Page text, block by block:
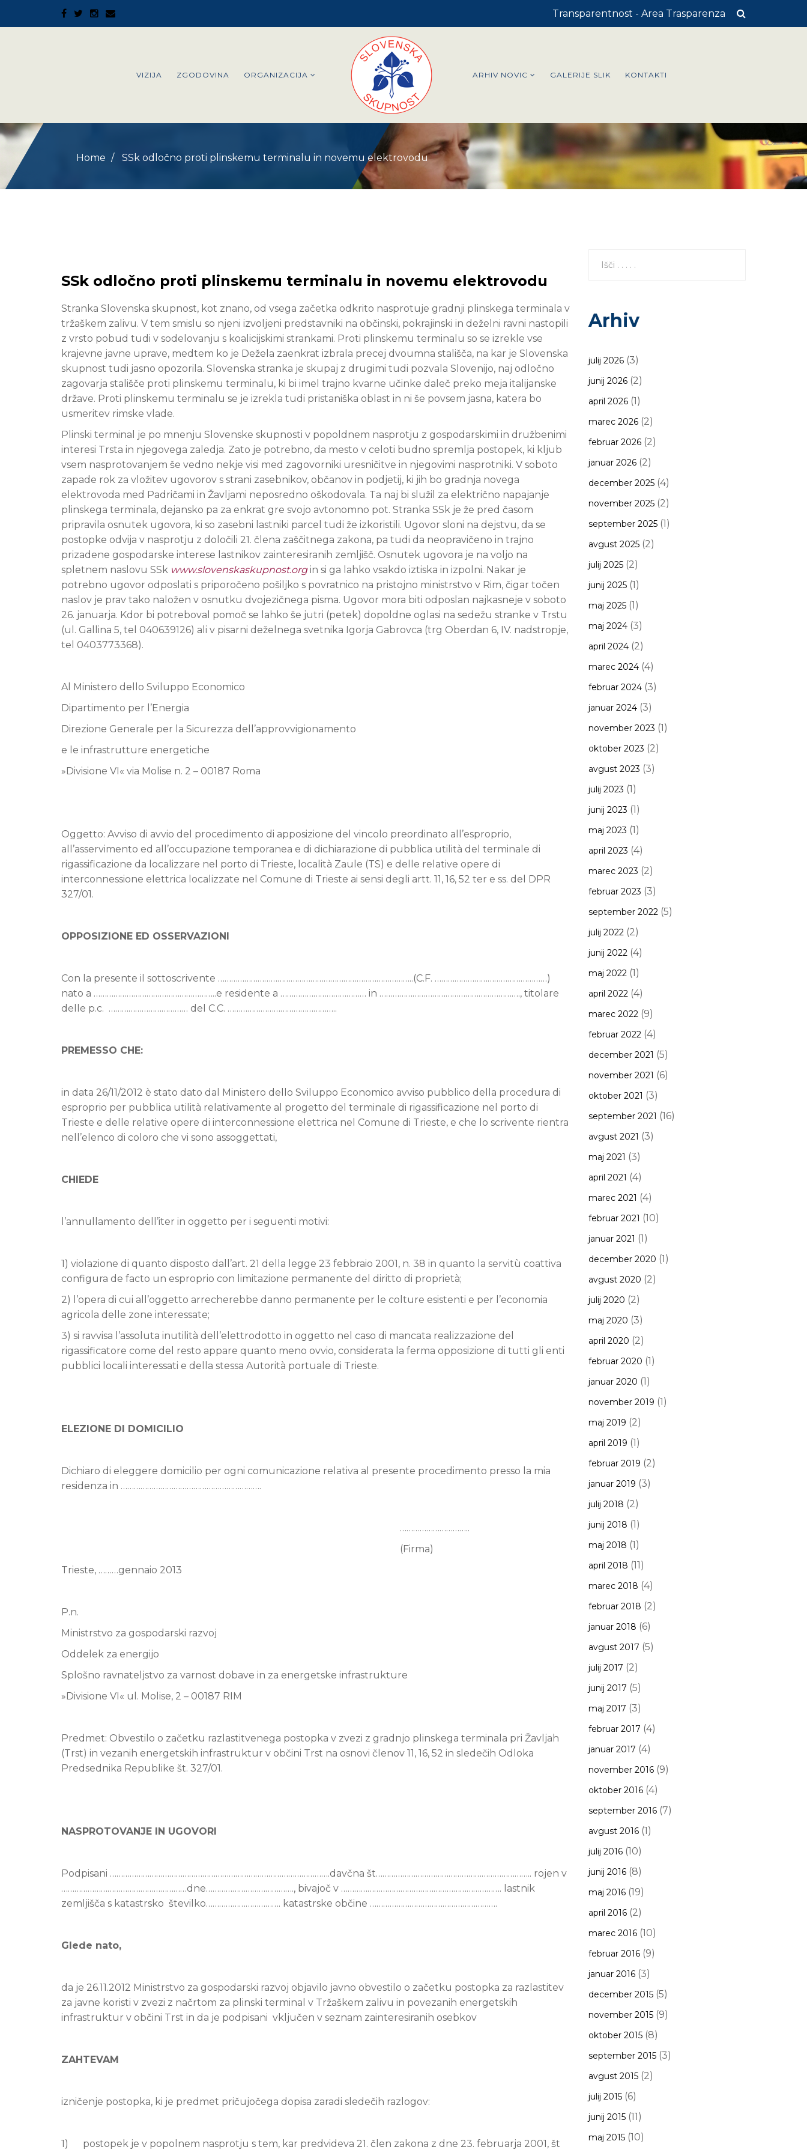
Transparentnost - Area Trasparenza
VIZIJA ZGODOVINA ORGANIZACIJA ARHIV NOVIC GALERIJE SLIK KONTAKTI
Home SSk odločno proti plinskemu terminalu in novemu elektrovodu
SSk odločno proti plinskemu terminalu in novemu elektrovodu
Stranka Slovenska skupnost, kot znano, od vsega začetka odkrito nasprotuje gradnji plinskega terminala v
tržaškem zalivu. V tem smislu so njeni izvoljeni predstavniki na občinski, pokrajinski in deželni ravni nastopili
z vrsto pobud tudi v sodelovanju s koalicijskimi strankami. Proti plinskemu terminalu so se izrekle vse
krajevne javne uprave, medtem ko je Dežela zaenkrat izbrala precej dvoumna stališča, na kar je Slovenska
skupnost tudi jasno opozorila. Slovenska stranka je skupaj z drugimi tudi pozvala Slovenijo, naj odločno
zagovarja stališče proti plinskemu terminalu, ki bi imel trajno kvarne učinke daleč preko meja italijanske
države. Proti plinskemu terminalu se je izrekla tudi pristaniška oblast in ni še povsem jasna, katera bo
usmeritev rimske vlade.
Plinski terminal je po mnenju Slovenske skupnosti v popoldnem nasprotju z gospodarskimi in družbenimi
interesi Trsta in njegovega zaledja. Zato je potrebno, da mesto v celoti budno spremlja postopek, ki kljub
vsem nasprotovanjem še vedno nekje visi med zagovorniki uresničitve in njegovimi nasprotniki. V soboto
zapade rok za vložitev ugovorov s strani zasebnikov, občanov in podjetij, ki jih bo gradnja novega
elektrovoda med Padričami in Žavljami neposredno oškodovala. Ta naj bi služil za električno napajanje
plinskega terminala, dejansko pa za enkrat gre svojo avtonomno pot. Stranka SSk je že pred časom
pripravila osnutek ugovora, ki so zasebni lastniki parcel tudi že izkoristili. Ugovor sloni na dejstvu, da se
postopke odvija v nasprotju z določili 21. člena zaščitnega zakona, pa tudi da neopravičeno in trajno
prizadene gospodarske interese lastnikov zainteresiranih zemljišč. Osnutek ugovora je na voljo na
spletnem naslovu SSk www.slovenskaskupnost.orgin si ga lahko vsakdo iztiska in izpolni. Nakar je
potrebno ugovor odposlati s priporočeno pošiljko s povratnico na pristojno ministrstvo v Rim, čigar točen
naslov je prav tako naložen v osnutku dvojezičnega pisma. Ugovor mora biti odposlan najkasneje v soboto
26. januarja. Kdor bi potreboval pomoč se lahko še jutri (petek) dopoldne oglasi na sedežu stranke v Trstu
(ul. Gallina 5, tel 040639126) ali v pisarni deželnega svetnika Igorja Gabrovca (trg Oberdan 6, IV. nadstropje,
tel 0403773368).
Al Ministero dello Sviluppo Economico
Dipartimento per l’Energia
Direzione Generale per la Sicurezza dell’approvvigionamento
e le infrastrutture energetiche
»Divisione VI« via Molise n. 2 – 00187 Roma
Oggetto: Avviso di avvio del procedimento di apposizione del vincolo preordinato all’esproprio,
all’asservimento ed all’occupazione temporanea e di dichiarazione di pubblica utilità del terminale di
rigassificazione da localizzare nel porto di Trieste, località Zaule (TS) e delle relative opere di
interconnessione elettrica localizzate nel Comune di Trieste ai sensi degli artt. 11, 16, 52 ter e ss. del DPR
327/01.
OPPOSIZIONE ED OSSERVAZIONI
Con la presente il sottoscrivente ……………………………………………………………………………..(C.F. ……………………………………………)
nato a ………………………………………………..e residente a ………………………………… in ………………………………………………………., titolare
delle p.c. ……………………………… del C.C. …………………………………………..
PREMESSO CHE:
in data 26/11/2012 è stato dato dal Ministero dello Sviluppo Economico avviso pubblico della procedura di
esproprio per pubblica utilità relativamente al progetto del terminale di rigassificazione nel porto di
Trieste e delle relative opere di interconnessione elettrica nel Comune di Trieste, e che lo scrivente rientra
nell’elenco di coloro che vi sono assoggettati,
CHIEDE
l’annullamento dell’iter in oggetto per i seguenti motivi:
1) violazione di quanto disposto dall’art. 21 della legge 23 febbraio 2001, n. 38 in quanto la servitù coattiva
configura de facto un esproprio con limitazione permanente del diritto di proprietà;
2) l’opera di cui all’oggetto arrecherebbe danno permanente per le colture esistenti e per l’economia
agricola delle zone interessate;
3) si ravvisa l’assoluta inutilità dell’elettrodotto in oggetto nel caso di mancata realizzazione del
rigassificatore come del resto appare quanto meno ovvio, considerata la ferma opposizione di tutti gli enti
pubblici locali interessati e della stessa Autorità portuale di Trieste.
ELEZIONE DI DOMICILIO
Dichiaro di eleggere domicilio per ogni comunicazione relativa al presente procedimento presso la mia
residenza in ……………………………………………………….
…………………………..
(Firma)
Trieste, ………gennaio 2013
P.n.
Ministrstvo za gospodarski razvoj
Oddelek za energijo
Splošno ravnateljstvo za varnost dobave in za energetske infrastrukture
»Divisione VI« ul. Molise, 2 – 00187 RIM
Predmet: Obvestilo o začetku razlastitvenega postopka v zvezi z gradnjo plinskega terminala pri Žavljah
(Trst) in vezanih energetskih infrastruktur v občini Trst na osnovi členov 11, 16, 52 in sledečih Odloka
Predsednika Republike št. 327/01.
NASPROTOVANJE IN UGOVORI
Podpisani ……………………………………………………………………………………….davčna št…………………………………………………………….. rojen v
…………………………………………………dne…………………………………., bivajoč v ………………………………………………………………. lastnik
zemljišča s katastrsko številko……………………………. katastrske občine ………………………………………………….
Glede nato,
da je 26.11.2012 Ministrstvo za gospodarski razvoj objavilo javno obvestilo o začetku postopka za razlastitev
za javne koristi v zvezi z načrtom za plinski terminal v Tržaškem zalivu in povezanih energetskih
infrastruktur v občini Trst in da je podpisani vključen v seznam zainteresiranih osebkov
ZAHTEVAM
izničenje postopka, ki je predmet pričujočega dopisa zaradi sledečih razlogov:
1) postopek je v popolnem nasprotju s tem, kar predvideva 21. člen zakona z dne 23. februarja 2001, št
Arhiv
julij 2026(3)
junij 2026(2)
april 2026(1)
marec 2026(2)
februar 2026(2)
januar 2026(2)
december 2025(4)
november 2025(2)
september 2025(1)
avgust 2025(2)
julij 2025(2)
junij 2025(1)
maj 2025(1)
maj 2024(3)
april 2024(2)
marec 2024(4)
februar 2024(3)
januar 2024(3)
november 2023 (1)
oktober 2023 (2)
avgust 2023 (3)
julij 2023 (1)
junij 2023 (1)
maj 2023 (1)
april 2023 (4)
marec 2023 (2)
februar 2023 (3)
september 2022(5)
julij 2022(2)
junij 2022(4)
maj 2022(1)
april 2022(4)
marec 2022(9)
februar 2022(4)
december 2021 (5)
november 2021 (6)
oktober 2021 (3)
september 2021 (16)
avgust 2021 (3)
maj 2021 (3)
april 2021 (4)
marec 2021 (4)
februar 2021 (10)
januar 2021 (1)
december 2020 (1)
avgust 2020 (2)
julij 2020 (2)
maj 2020 (3)
april 2020 (2)
februar 2020 (1)
januar 2020 (1)
november 2019 (1)
maj 2019 (2)
april 2019 (1)
februar 2019 (2)
januar 2019 (3)
julij 2018 (2)
junij 2018 (1)
maj 2018 (1)
april 2018 (11)
marec 2018 (4)
februar 2018 (2)
januar 2018 (6)
avgust 2017 (5)
julij 2017 (2)
junij 2017 (5)
maj 2017 (3)
februar 2017 (4)
januar 2017 (4)
november 2016(9)
oktober 2016(4)
september 2016(7)
avgust 2016(1)
julij 2016(10)
junij 2016(8)
maj 2016(19)
april 2016(2)
marec 2016(10)
februar 2016(9)
januar 2016(3)
december 2015(5)
november 2015(9)
oktober 2015(8)
september 2015(3)
avgust 2015(2)
julij 2015(6)
junij 2015(11)
maj 2015(10)